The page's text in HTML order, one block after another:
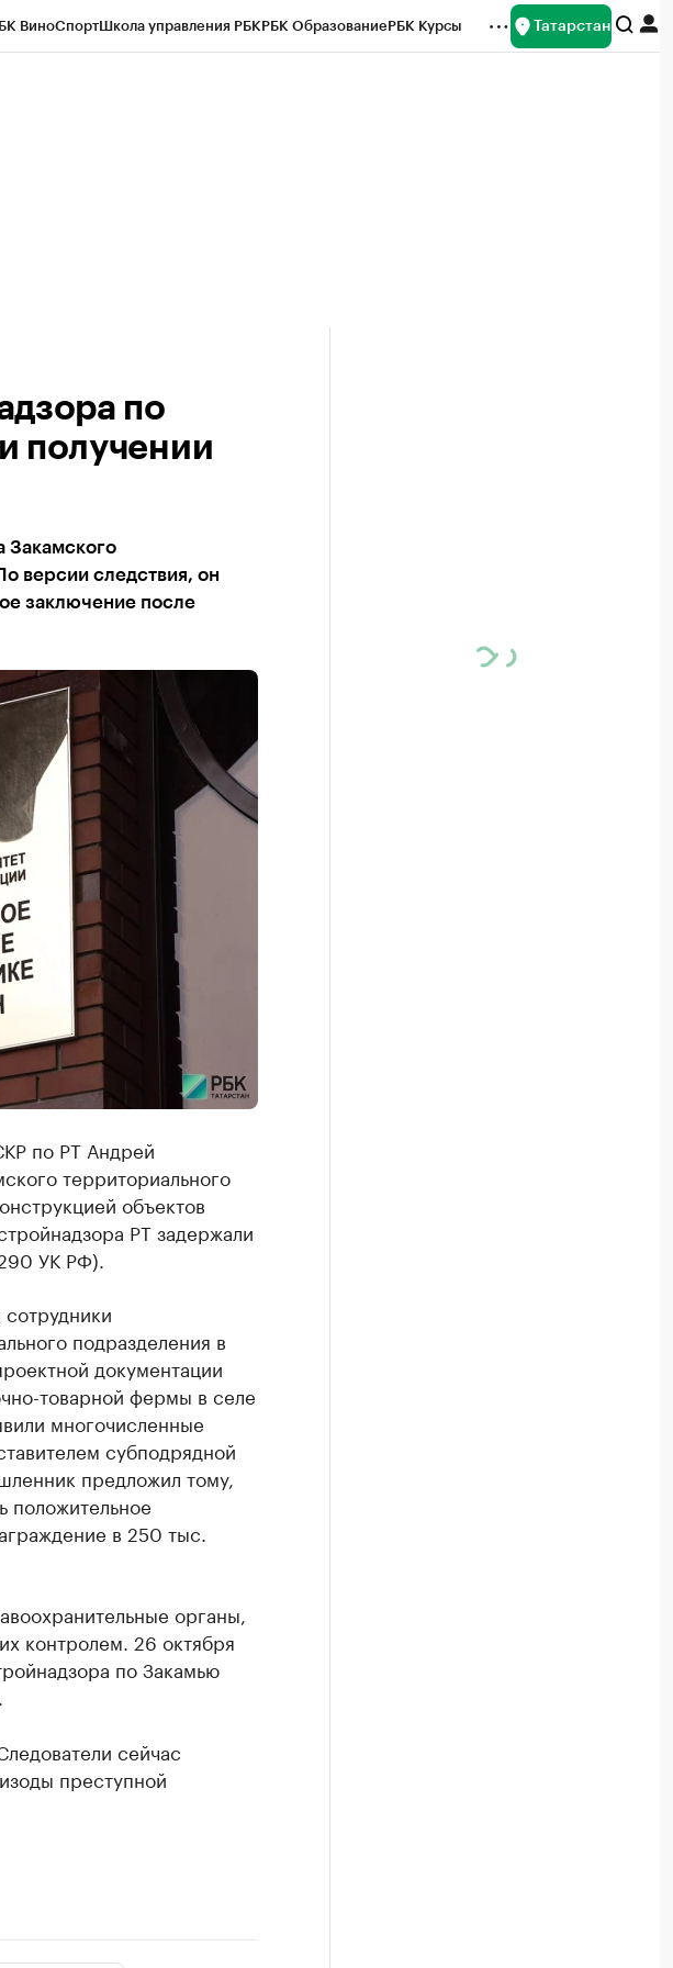
ВиноСпортШкола управления РБКРБК ОбразованиеРБК Курсы Татарстан
по
получении
Закамского
версии следствия, он
заключение после
по РТ Андрей
территориального
объектов
РТ задержали
УК РФ).
подразделения в
документации
товарной фермы в селе
многочисленные
субподрядной
предложил тому,
положительное
в 250 тыс.
органы,
контролем. 26 октября
по Закамью
сейчас
преступной